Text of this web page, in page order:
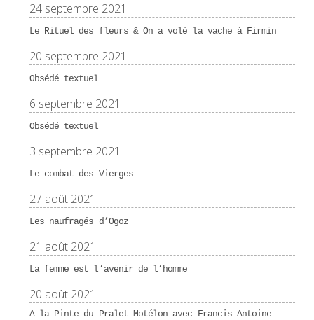
24 septembre 2021
Le Rituel des fleurs & On a volé la vache à Firmin
20 septembre 2021
Obsédé textuel
6 septembre 2021
Obsédé textuel
3 septembre 2021
Le combat des Vierges
27 août 2021
Les naufragés d’Ogoz
21 août 2021
La femme est l’avenir de l’homme
20 août 2021
A la Pinte du Pralet Motélon avec Francis Antoine